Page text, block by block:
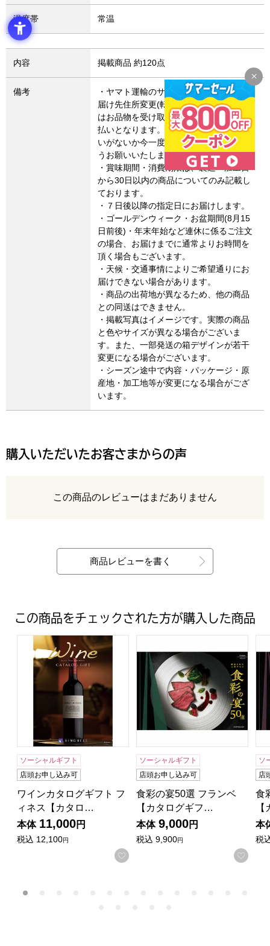
温度帯 常温
内容 掲載商品 約120点
備考
・ヤマト運輸のサービス変更により、お
届け先住所変更(転送)した場合、転送費用
はお品物を受け取るお客さまによるお支
払いとなります。お届け先住所にお間違
いがないか今一度ご確認いただきますよ
うお願いいたします。
・賞味期間・消費期限は、製造・加工日
から30日以内の商品についてのみ記載し
ております。
・７日後以降の指定日にお届けします。
・ゴールデンウィーク・お盆期間(8月15
日前後)・年末年始など連休に係るご注文
の場合、お届けまでに通常よりお時間を
頂く場合もございます。
・天候・交通事情によりご希望通りにお
届けできない場合があります。
・商品の出荷地が異なるため、他の商品
との同送はできません。
・掲載写真はイメージです。実際の商品
と色やサイズが異なる場合がございま
す。また、一部発送の箱デザインが若干
変更になる場合がございます。
・シーズン途中で内容・パッケージ・原
産地・加工地等が変更になる場合がござ
います。
購入いただいたお客さまからの声
レビュー
この商品のレビューはまだありません
商品レビューを書く
この商品をチェックされた方が購入した商品
ワインカタログギフト フィネス【カタログギフト】【贈
ソーシャルギフト
店頭お申し込み可
ワインカタログギフト フ
ィネス【カタロ…
本体 11,000円
税込 12,100円
お気に入りに登録する
ソーシャルギフト
店頭お申し込み可
食彩の宴50選 フランベ
【カタログギフ…
本体 9,000円
税込 9,900円
お気
ソ
店
食
本
税